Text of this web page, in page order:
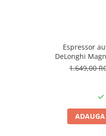
Espressor
DeLonghi
1.649,00